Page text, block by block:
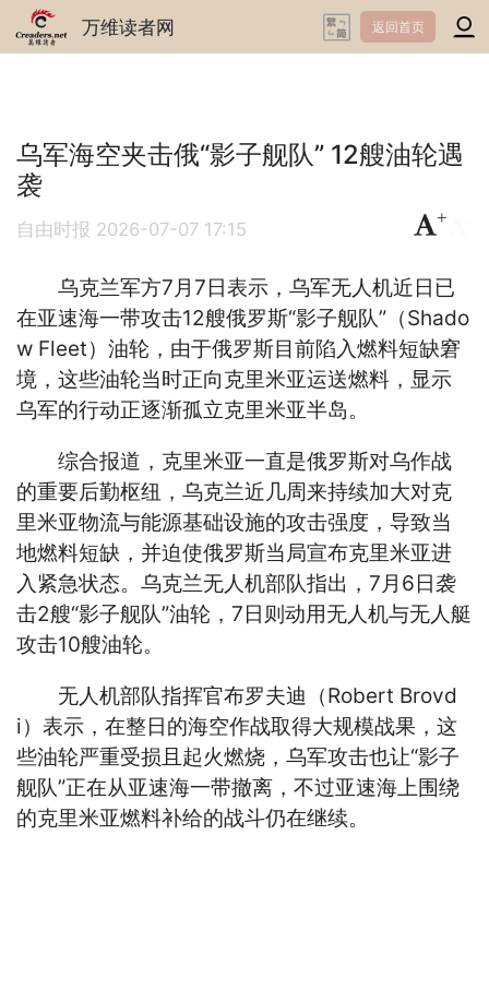
万维读者网 返回首页
乌军海空夹击俄“影子舰队” 12艘油轮遇
袭
自由时报 2026-07-07 17:15
+
乌克兰军方7月7日表示，乌军无人机近日已
在亚速海一带攻击12艘俄罗斯“影子舰队”（Shado
w Fleet）油轮，由于俄罗斯目前陷入燃料短缺窘
境，这些油轮当时正向克里米亚运送燃料，显示
乌军的行动正逐渐孤立克里米亚半岛。
综合报道，克里米亚一直是俄罗斯对乌作战
的重要后勤枢纽，乌克兰近几周来持续加大对克
里米亚物流与能源基础设施的攻击强度，导致当
地燃料短缺，并迫使俄罗斯当局宣布克里米亚进
入紧急状态。乌克兰无人机部队指出，7月6日袭
击2艘“影子舰队”油轮，7日则动用无人机与无人艇
攻击10艘油轮。
无人机部队指挥官布罗夫迪（Robert Brovd
i）表示，在整日的海空作战取得大规模战果，这
些油轮严重受损且起火燃烧，乌军攻击也让“影子
舰队”正在从亚速海一带撤离，不过亚速海上围绕
的克里米亚燃料补给的战斗仍在继续。